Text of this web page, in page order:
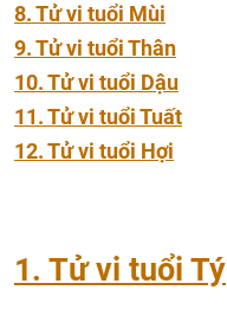
8. Tử vi tuổi Mùi
9. Tử vi tuổi Thân
10. Tử vi tuổi Dậu
11. Tử vi tuổi Tuất
12. Tử vi tuổi Hợi
1. Tử vi tuổi Tý